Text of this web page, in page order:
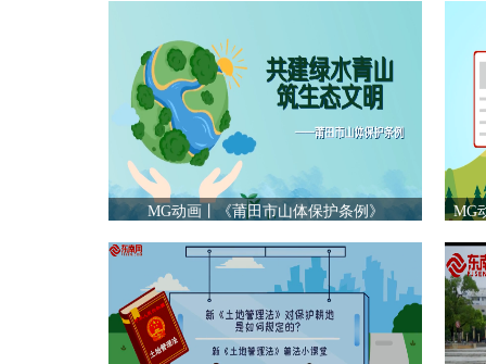
MG动画丨《莆田市山体保护条例》 MG